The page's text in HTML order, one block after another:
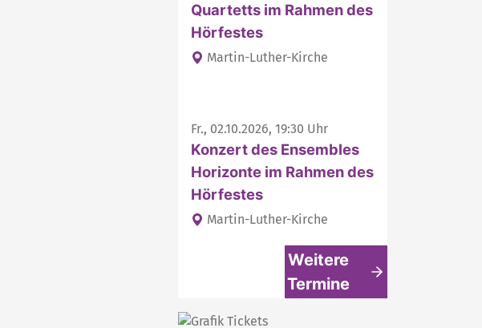
Quartetts im Rahmen des
Hörfestes
Martin-Luther-Kirche
Fr., 02.10.2026, 19:30 Uhr
Konzert des Ensembles
Horizonte im Rahmen des
Hörfestes
Martin-Luther-Kirche
Weitere
Termine